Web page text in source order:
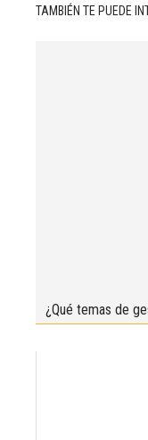
TAMBIÉN TE PUEDE
¿Qué temas de